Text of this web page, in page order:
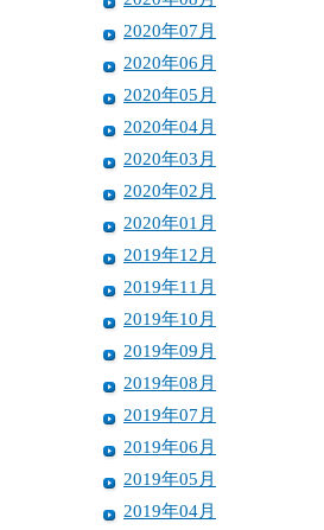
2020年07月
2020年06月
2020年05月
2020年04月
2020年03月
2020年02月
2020年01月
2019年12月
2019年11月
2019年10月
2019年09月
2019年08月
2019年07月
2019年06月
2019年05月
2019年04月